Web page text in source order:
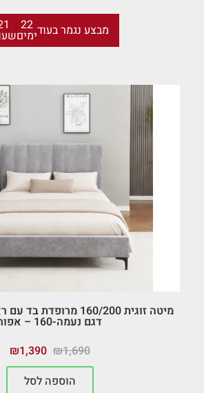
מבצע נגמר בעוד 22
ימים
מיטה זוגית 160/200
דגם נעמה-160 – אפור
₪1,690
₪1,390
הוספה לסל